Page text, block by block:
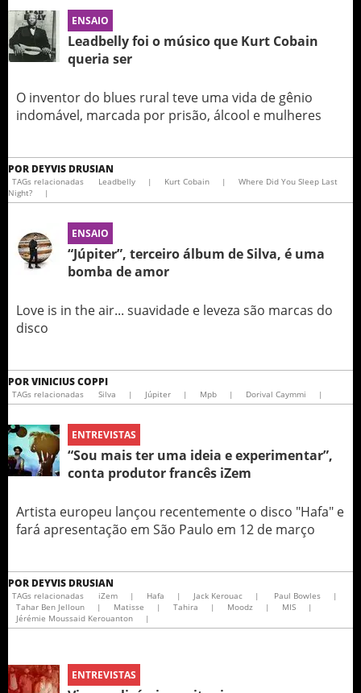
ENSAIO
Leadbelly foi o músico que Kurt Cobain
queria ser
O inventor do blues rural teve uma vida de gênio
indomável, marcada por prisão, álcool e mulheres
POR DEYVIS DRUSIAN
TAGs relacionadas Leadbelly | Kurt Cobain |
Where Did You Sleep Last
Night?
|
ENSAIO
“Júpiter”, terceiro álbum de Silva, é uma
bomba de amor
Love is in the air... suavidade e leveza são marcas do
disco
PORVINICIUS COPPI
TAGs relacionadas Silva | Júpiter | Mpb | Dorival Caymmi |
ENTREVISTAS
“Sou mais ter uma ideia e experimentar”,
conta produtor francês iZem
Artista europeu lançou recentemente o disco "Hafa" e
fará apresentação em São Paulo em 12 de março
POR DEYVIS DRUSIAN
TAGs relacionadas iZem | Hafa | Jack Kerouac | Paul Bowles
|
Tahar Ben Jelloun
| Matisse | Tahira | Moodz | MIS
|
Jérémie Moussaid Kerouanton
|
ENTREVISTAS